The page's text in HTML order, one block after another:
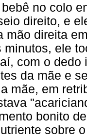
no colo
direito, e
mão direita
minutos, ele
com o dedo
da mãe e
mãe, em
bonito
sobre